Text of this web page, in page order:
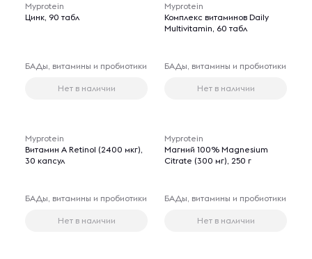
Myprotein
Цинк, 90 табл
БАДы, витамины и пробиотики
Нет в наличии
Myprotein
Комплекс витаминов Daily
Multivitamin, 60 табл
БАДы, витамины и пробиотики
Нет в наличии
Myprotein
Витамин A Retinol (2400 мкг),
30 капсул
БАДы, витамины и пробиотики
Нет в наличии
Myprotein
Магний 100% Magnesium
Citrate (300 мг), 250 г
БАДы, витамины и пробиотики
Нет в наличии